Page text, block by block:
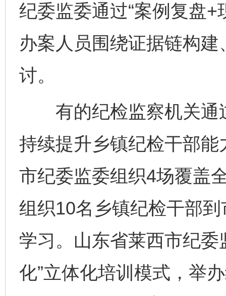
纪委监委通过“案例复盘
办案人员围绕证据链构
讨。
有的纪检监察机关通
持续提升乡镇纪检干部
市纪委监委组织4场覆盖
组织10名乡镇纪检干部
学习。山东省莱西市纪委
化”立体化培训模式，举